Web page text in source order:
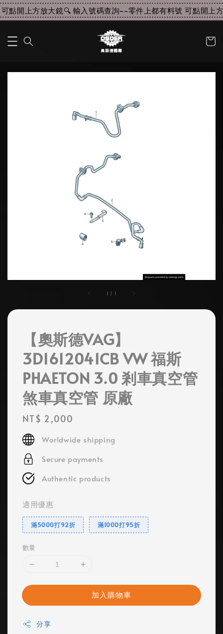
點開上方放大鏡🔍 輸入號碼查詢~~零件上都有料號 可點開上
1 / 1
【奧斯德VAG】
3D1612041CB VW 福斯
PHAETON 3.0 剎車真空管
煞車真空管 原廠
Regular
price
NT$ 2,000
Worldwide shipping
Secure payments
Authentic products
適用優惠
滿5000打92折 滿1000打95折
數量
加入購物車
分享